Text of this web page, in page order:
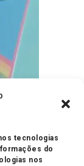
tecnologias
do
nos